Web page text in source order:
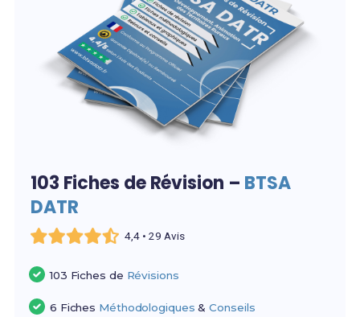
103 Fiches de Révision – BTSA
DATR
4,4 • 29 Avis
103 Fiches de Révisions
6 Fiches Méthodologiques &Conseils